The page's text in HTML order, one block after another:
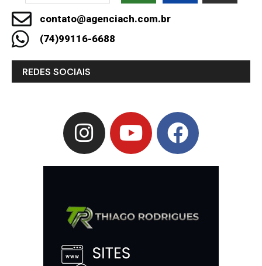
contato@agenciach.com.br
(74)99116-6688
REDES SOCIAIS